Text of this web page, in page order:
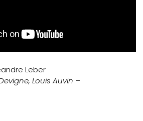
Leber
Louis Auvin –